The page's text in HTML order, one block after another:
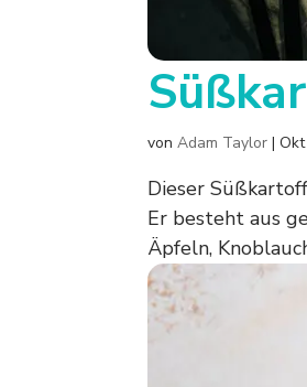
vonAdam Taylor |
Dieser
Er besteht aus
Äpfeln,